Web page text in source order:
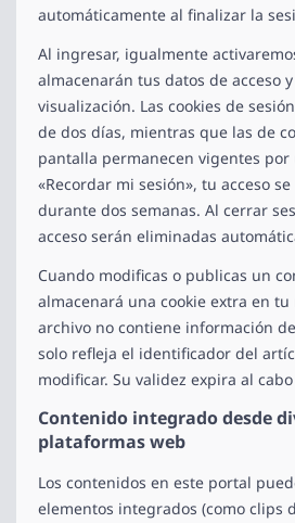
automáticamente al finalizar la
Al ingresar, igualmente
almacenarán tus datos de acceso
visualización. Las cookies de
de dos días, mientras que las de
pantalla permanecen vigentes por
«Recordar mi sesión», tu acceso
durante dos semanas. Al cerrar
acceso serán eliminadas
Cuando modificas o publicas un
almacenará una cookie extra en tu
archivo no contiene información
solo refleja el identificador del
modificar. Su validez expira al
Contenido integrado desde
plataformas web
Los contenidos en este portal
elementos integrados (como clips